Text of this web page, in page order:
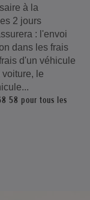
à la
2 jours
: l'envoi
dans les frais
d'un véhicule
le
58 pour tous les